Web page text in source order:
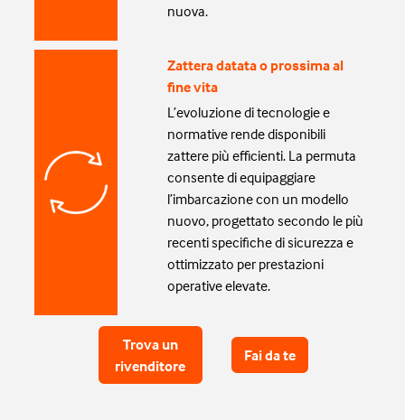
nuova.
Zattera datata o prossima al
fine vita
L’evoluzione di tecnologie e
normative rende disponibili
zattere più efficienti. La permuta
consente di equipaggiare
l’imbarcazione con un modello
nuovo, progettato secondo le più
recenti specifiche di sicurezza e
ottimizzato per prestazioni
operative elevate.
Trova un
rivenditore
Fai da te